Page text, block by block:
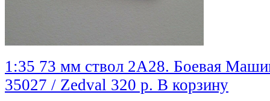
1:35 73 мм ствол 2A28. Боевая
35027 / Zedval 320 р. В корзину